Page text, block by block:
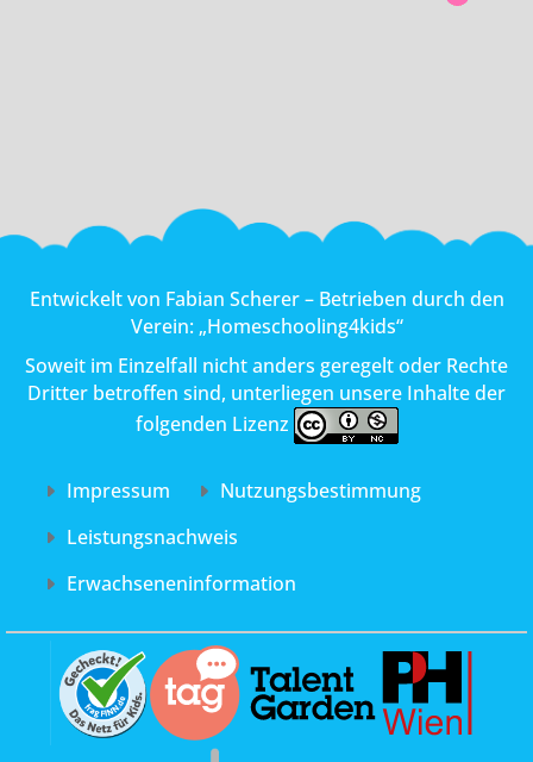
Entwickelt von Fabian Scherer– Betrieben durch den
Verein: „Homeschooling4kids“
Soweit im Einzelfall nicht anders geregelt oder Rechte
Dritter betroffen sind, unterliegen unsere Inhalte der
folgenden Lizenz
Impressum
Nutzungs­bestimmung
Leistungs­nachweis
Erwachsenen­information